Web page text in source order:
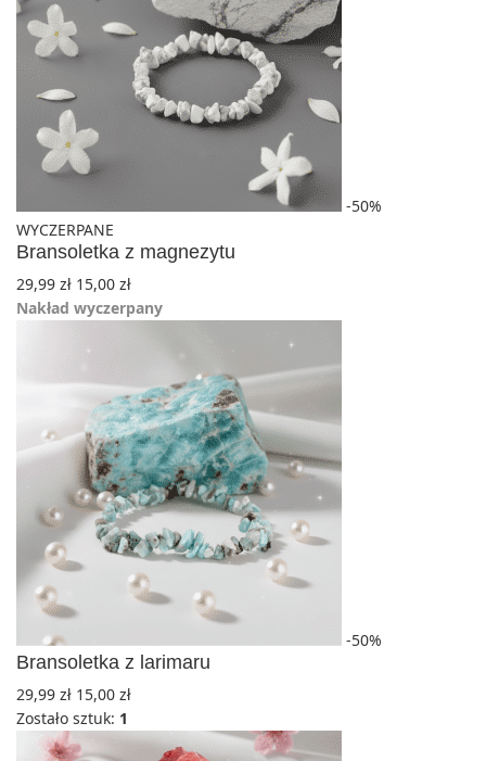
-50%
WYCZERPANE
Bransoletka z magnezytu
29,99 zł 15,00 zł
Nakład wyczerpany
-50%
Bransoletka z larimaru
29,99 zł 15,00 zł
Zostało sztuk: 1